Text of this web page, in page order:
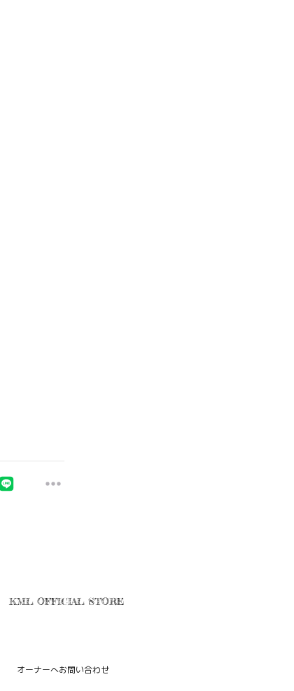
KML OFFICIAL STORE
オーナーへお問い合わせ